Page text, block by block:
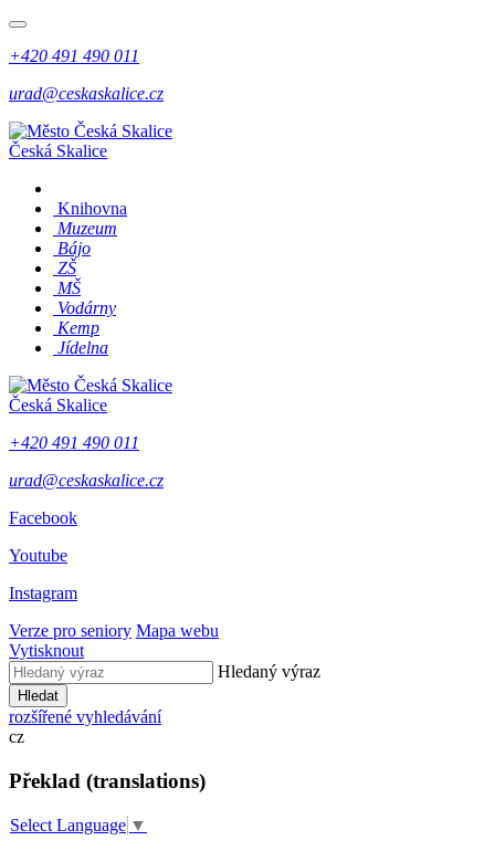
+420 491 490 011
urad@ceskaskalice.cz
Česká Skalice
Knihovna
Muzeum
Bájo
ZŠ
MŠ
Vodárny
Kemp
Jídelna
Česká Skalice
+420 491 490 011
urad@ceskaskalice.cz
Facebook
Youtube
Instagram
Verze pro seniory Mapa webu
Vytisknout
Hledaný výraz
Hledat
rozšířené vyhledávání
cz
Překlad (translations)
Select Language ▼